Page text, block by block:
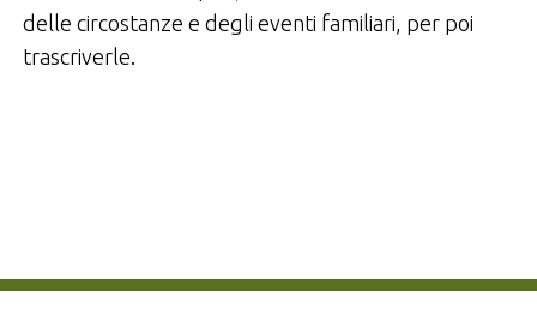
delle circostanze e degli eventi familiari, per poi
trascriverle.